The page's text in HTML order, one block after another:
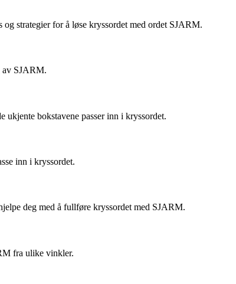
strategier for å løse kryssordet med ordet SJARM.
av SJARM.
bokstavene passer inn i kryssordet.
inn i kryssordet.
deg med å fullføre kryssordet med SJARM.
fra ulike vinkler.